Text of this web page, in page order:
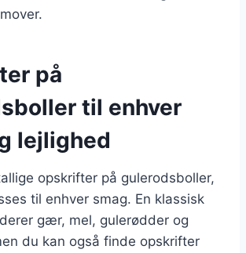
på
til enhver
lejlighed
opskrifter på gulerodsboller,
til enhver smag. En klassisk
gær, mel, gulerødder og
du kan også finde opskrifter